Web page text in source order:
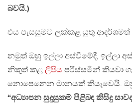
බවයි.)
එය පැසසුමට ලක්කළ යුතු ආදර්ශමත්
නමුත් ඔහු ඉල්ලා අස්වීමේදී, ඉල්ලා
නිකුත් කළ ලිපිය පරිස්සමින් කියවා
නොපෙනෙන මානයක් කියැවෙයි.
“අධ්‍යාපන සුදුසුකම් පිළිබඳ කිසිදු